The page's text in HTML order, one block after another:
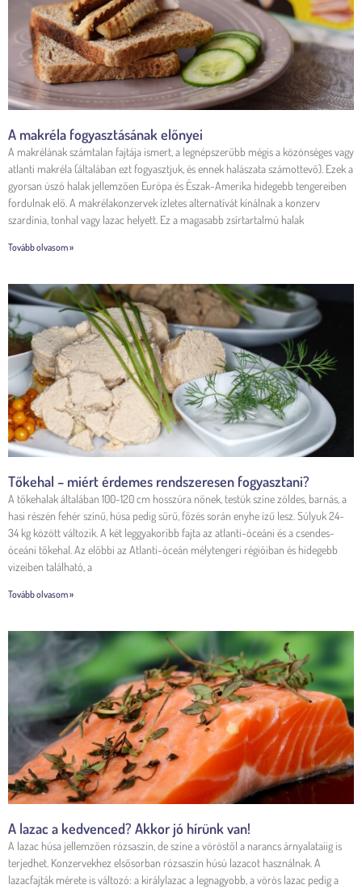
A makréla fogyasztásának előnyei
A makrélának számtalan fajtája ismert, a legnépszerűbb mégis a közönséges vagy
atlanti makréla (általában ezt fogyasztjuk, és ennek halászata számottevő). Ezek a
gyorsan úszó halak jellemzően Európa és Észak-Amerika hidegebb tengereiben
fordulnak elő. A makrélakonzervek ízletes alternatívát kínálnak a konzerv
szardínia, tonhal vagy lazac helyett. Ez a magasabb zsírtartalmú halak
Tovább olvasom »
Tőkehal – miért érdemes rendszeresen fogyasztani?
A tőkehalak általában 100-120 cm hosszúra nőnek, testük színe zöldes, barnás, a
hasi részén fehér színű, húsa pedig sűrű, főzés során enyhe ízű lesz. Súlyuk 24-
34 kg között változik. A két leggyakoribb fajta az atlanti-óceáni és a csendes-
óceáni tőkehal. Az előbbi az Atlanti-óceán mélytengeri régióiban és hidegebb
vizeiben található, a
Tovább olvasom »
A lazac a kedvenced? Akkor jó hírünk van!
A lazac húsa jellemzően rózsaszín, de színe a vöröstől a narancs árnyalataiig is
terjedhet. Konzervekhez elsősorban rózsaszín húsú lazacot használnak. A
lazacfajták mérete is változó: a királylazac a legnagyobb, a vörös lazac pedig a